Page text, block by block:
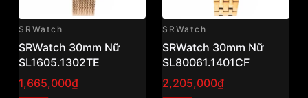
SRWatch
SRWatch 30mm Nữ
SL1605.1302TE
1,665,000₫
SRWatch
SRWatch 30mm Nữ
SL80061.1401CF
2,205,000₫